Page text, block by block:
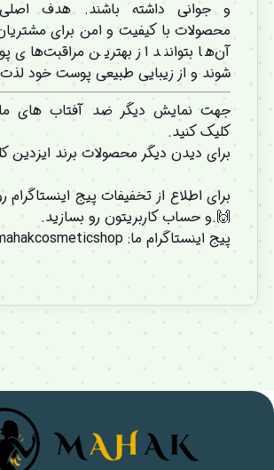
محصولات با کیفیت و امن برای
آن‌ها بتوانند از بهترین مراقبت‌های
شوند و از زیبایی طبیعی پوست خود لذت
جهت نمایش دیگر ضد آفتاب های
کلیک کنید.
برای دیدن دیگر محصولات برند ایزدین
برای اطلاع از تخفیفات پیج اینستاگرام
🙌.و حساب کاربریتونرو بسازید.
پیج اینستاگرام ما: